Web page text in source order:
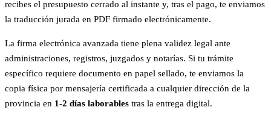
recibes el presupuesto cerrado al instante y, tras el pago, te enviamos
la traducción jurada en PDF firmado electrónicamente.
La firma electrónica avanzada tiene plena validez legal ante
administraciones, registros, juzgados y notarías. Si tu trámite
específico requiere documento en papel sellado, te enviamos la
copia física por mensajería certificada a cualquier dirección de la
provincia en 1-2 días laborables tras la entrega digital.